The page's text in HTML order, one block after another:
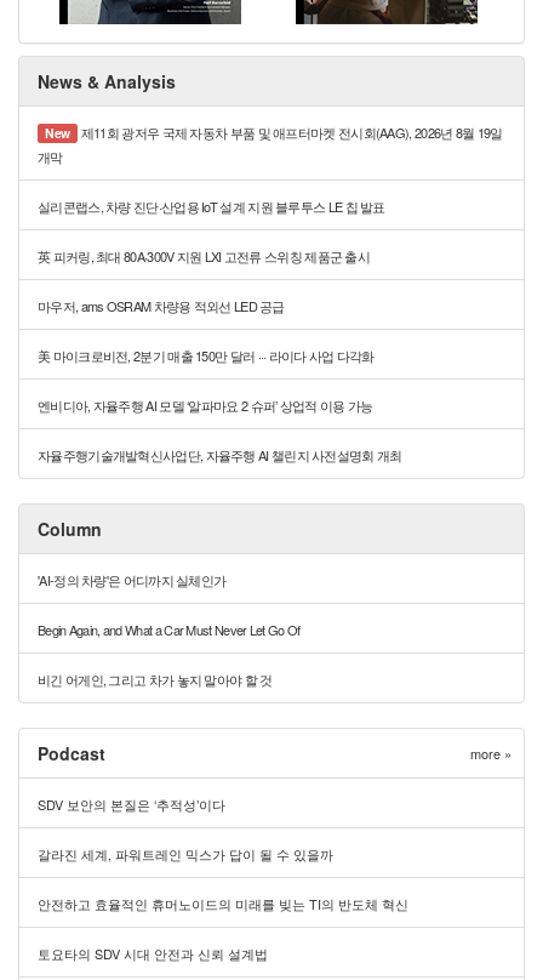
News & Analysis
New
제11회 광저우 국제 자동차 부품 및 애프터마켓 전시회(AAG), 2026년 8월 19일
개막
실리콘랩스, 차량 진단·산업용 IoT 설계 지원 블루투스 LE 칩 발표
英 피커링, 최대 80A·300V 지원 LXI 고전류 스위칭 제품군 출시
마우저, ams OSRAM 차량용 적외선 LED 공급
美 마이크로비전, 2분기 매출 150만 달러 ··· 라이다 사업 다각화
엔비디아, 자율주행 AI 모델 ‘알파마요 2 슈퍼’ 상업적 이용 가능
자율주행기술개발혁신사업단, 자율주행 AI 챌린지 사전설명회 개최
Column
'AI-정의 차량'은 어디까지 실체인가
Begin Again, and What a Car Must Never Let Go Of
비긴 어게인, 그리고 차가 놓지 말아야 할 것
Podcast more »
SDV 보안의 본질은 ‘추적성’이다
갈라진 세계, 파워트레인 믹스가 답이 될 수 있을까
안전하고 효율적인 휴머노이드의 미래를 빚는 TI의 반도체 혁신
토요타의 SDV 시대 안전과 신뢰 설계법